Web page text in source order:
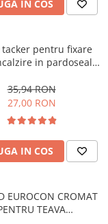
IN COS
tacker pentru fixare
in pardoseala
35,94 RON
27,00 RON
IN COS
EUROCON CROMAT
TEAVA